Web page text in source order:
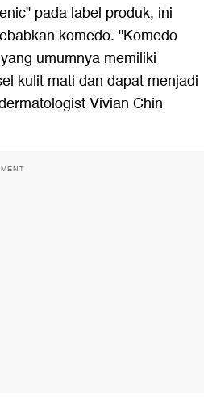
pada label produk, ini
komedo. "Komedo
umumnya memiliki
kulit mati dan dapat menjadi
Vivian Chin